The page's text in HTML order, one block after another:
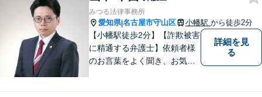
みつる法律事務所
愛知県|名古屋市守山区 小幡駅 から徒歩2分
【小幡駅徒歩2分】【詐欺被害
に精通する弁護士】依頼者様
のお言葉をよく聞き、お気持
詳細を見
る